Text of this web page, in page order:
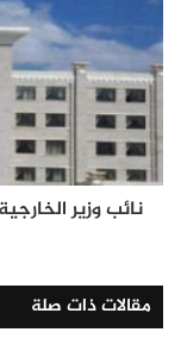
نائب وزير
مقالات ذات صلة